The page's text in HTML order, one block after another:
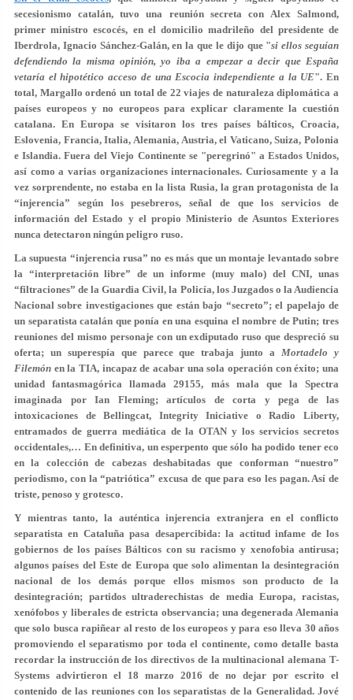
secesionismo catalán, tuvo una reunión secreta con Alex Salmond,
primer ministro escocés, en el domicilio madrileño del presidente de
Iberdrola, Ignacio Sánchez-Galán, en la que le dijo que "si ellos seguían
defendiendo la misma opinión, yo iba a empezar a decir que España
vetaría el hipotético acceso de una Escocia independiente a la UE". En
total, Margallo ordenó un total de 22 viajes de naturaleza diplomática a
países europeos y no europeos para explicar claramente la cuestión
catalana. En Europa se visitaron los tres países bálticos, Croacia,
Eslovenia, Francia, Italia, Alemania, Austria, el Vaticano, Suiza, Polonia
e Islandia. Fuera del Viejo Continente se "peregrinó" a Estados Unidos,
así como a varias organizaciones internacionales. Curiosamente y a la
vez sorprendente, no estaba en la lista Rusia, la gran protagonista de la
“injerencia” según los pesebreros, señal de que los servicios de
información del Estado y el propio Ministerio de Asuntos Exteriores
nunca detectaron ningún peligro ruso.
La supuesta “injerencia rusa” no es más que un montaje levantado sobre
la “interpretación libre” de un informe (muy malo) del CNI, unas
“filtraciones” de la Guardia Civil, la Policía, los Juzgados o la Audiencia
Nacional sobre investigaciones que están bajo “secreto”; el papelajo de
un separatista catalán que ponía en una esquina el nombre de Putin; tres
reuniones del mismo personaje con un exdiputado ruso que despreció su
oferta; un superespía que parece que trabaja junto aMortadelo y
Filemón en la TIA, incapaz de acabar una sola operación con éxito; una
unidad fantasmagórica llamada 29155, más mala que la Spectra
imaginada por Ian Fleming; artículos de corta y pega de las
intoxicaciones de Bellingcat, Integrity Iniciative o Radio Liberty,
entramados de guerra mediática de la OTAN y los servicios secretos
occidentales,… En definitiva, un esperpento que sólo ha podido tener eco
en la colección de cabezas deshabitadas que conforman “nuestro”
periodismo, con la “patriótica” excusa de que para eso les pagan. Así de
triste, penoso y grotesco.
Y mientras tanto, la auténtica injerencia extranjera en el conflicto
separatista en Cataluña pasa desapercibida: la actitud infame de los
gobiernos de los países Bálticos con su racismo y xenofobia antirusa;
algunos países del Este de Europa que solo alimentan la desintegración
nacional de los demás porque ellos mismos son producto de la
desintegración; partidos ultraderechistas de media Europa, racistas,
xenófobos y liberales de estricta observancia; una degenerada Alemania
que solo busca rapiñear al resto de los europeos y para eso lleva 30 años
promoviendo el separatismo por toda el continente, como detalle basta
recordar la instrucción de los directivos de la multinacional alemana T-
Systems advirtieron el 18 marzo 2016 de no dejar por escrito el
contenido de las reuniones con los separatistas de la Generalidad. Jové